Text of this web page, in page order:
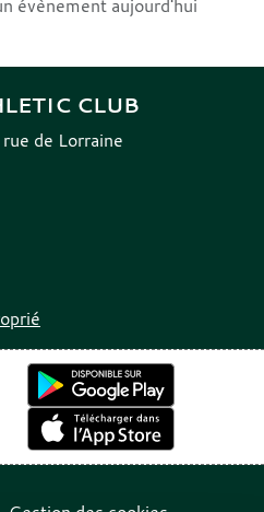
évènement aujourd'hui
CLUB
de Lorraine